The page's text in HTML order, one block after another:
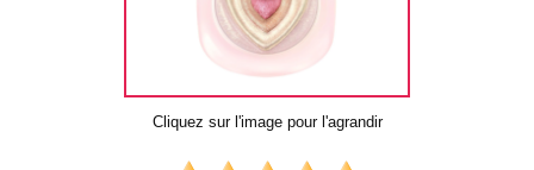
Cliquez sur l'image pour l'agrandir